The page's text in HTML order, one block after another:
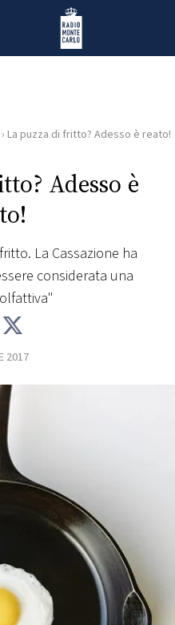
Radio Monte Carlo
› La puzza di fritto? Adesso è reato!
Adesso è
La Cassazione ha
considerata una
2017